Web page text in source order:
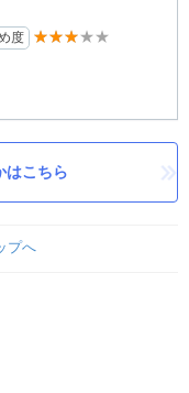
度 ★★★★★
はこちら
プへ